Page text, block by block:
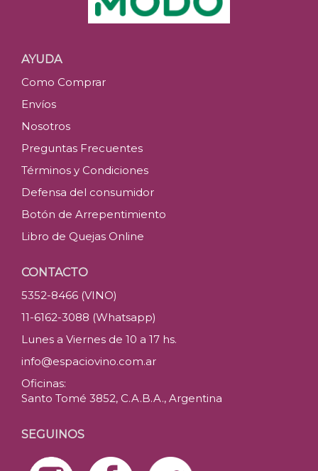
AYUDA
Como Comprar
Envíos
Nosotros
Preguntas Frecuentes
Términos y Condiciones
Defensa del consumidor
Botón de Arrepentimiento
Libro de Quejas Online
CONTACTO
5352-8466 (VINO)
11-6162-3088 (Whatsapp)
Lunes a Viernes de 10 a 17 hs.
info@espaciovino.com.ar
Oficinas:
Santo Tomé 3852, C.A.B.A., Argentina
SEGUINOS